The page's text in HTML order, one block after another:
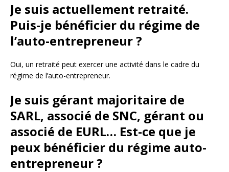
Je suis actuellement retraité.
Puis-je bénéficier du régime de
l’auto-entrepreneur ?
Oui, un retraité peut exercer une activité dans le cadre du
régime de l’auto-entrepreneur.
Je suis gérant majoritaire de
SARL, associé de SNC, gérant ou
associé de EURL… Est-ce que je
peux bénéficier du régime auto-
entrepreneur ?